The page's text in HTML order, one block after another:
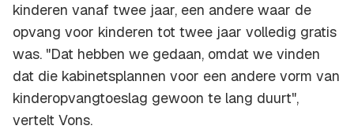
kinderen vanaf twee jaar, een andere waar de
opvang voor kinderen tot twee jaar volledig gratis
was. "Dat hebben we gedaan, omdat we vinden
dat die kabinetsplannen voor een andere vorm van
kinderopvangtoeslag gewoon te lang duurt",
vertelt Vons.